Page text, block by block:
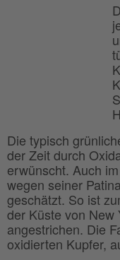
Die typisch
der Zeit durch
erwünscht. Auch
wegen seiner
geschätzt. So ist
der Küste von New
angestrichen. Die
oxidierten Kupfer,